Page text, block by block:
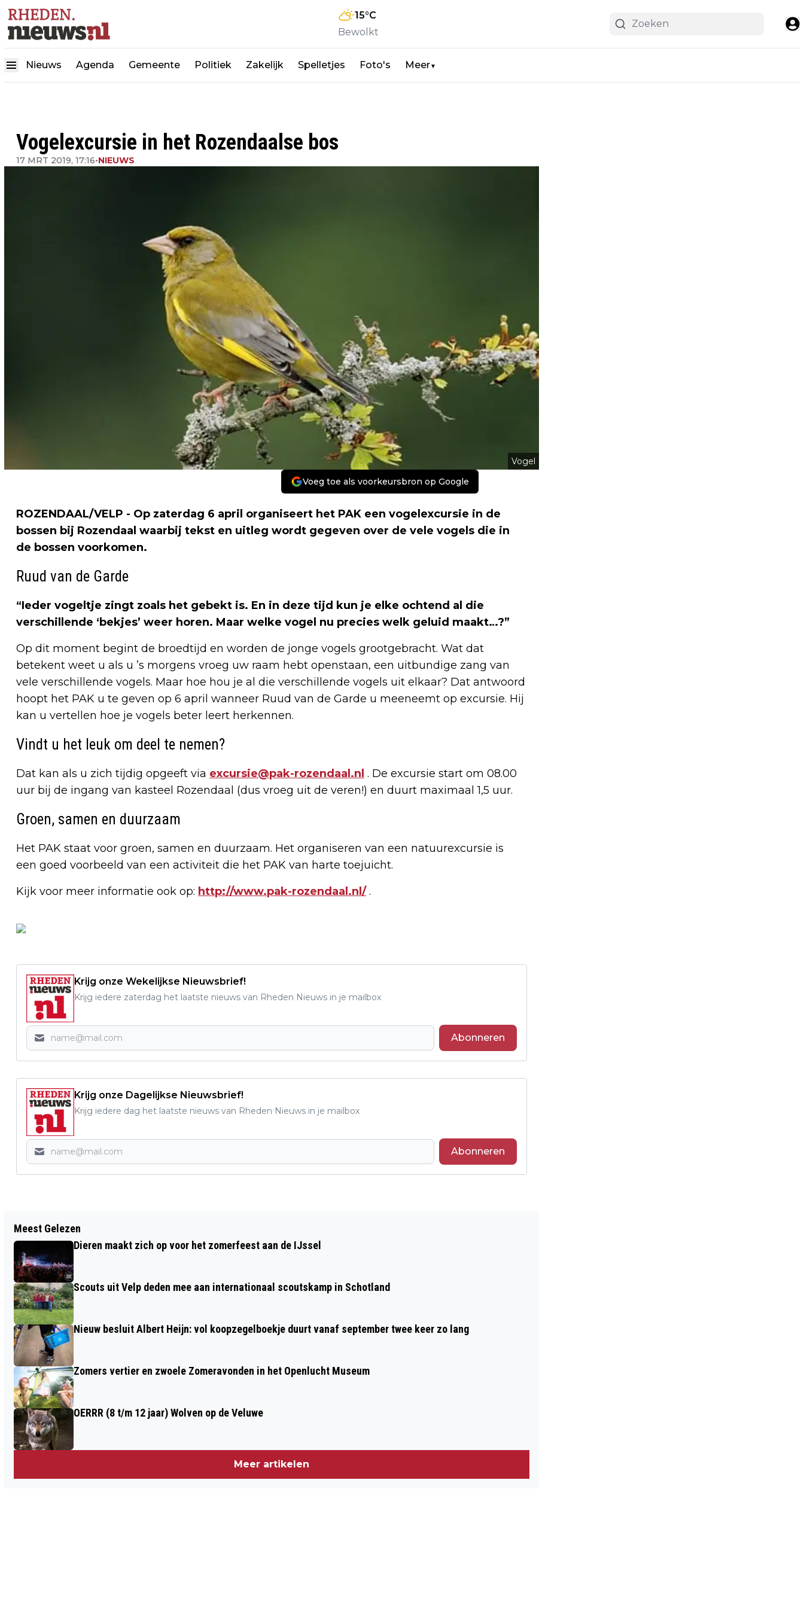
15°C
Bewolkt
Nieuws Agenda Gemeente Politiek Zakelijk Spelletjes Foto's Meer▼
Vogelexcursie in het Rozendaalse bos
17 MRT 2019, 17:16•NIEUWS
Vogel
Voeg toe als voorkeursbron op Google
ROZENDAAL/VELP - Op zaterdag 6 april organiseert het PAK een vogelexcursie in de
bossen bij Rozendaal waarbij tekst en uitleg wordt gegeven over de vele vogels die in
de bossen voorkomen.
Ruud van de Garde
“Ieder vogeltje zingt zoals het gebekt is. En in deze tijd kun je elke ochtend al die
verschillende ‘bekjes’ weer horen. Maar welke vogel nu precies welk geluid maakt…?”
Op dit moment begint de broedtijd en worden de jonge vogels grootgebracht. Wat dat
betekent weet u als u ’s morgens vroeg uw raam hebt openstaan, een uitbundige zang van
vele verschillende vogels. Maar hoe hou je al die verschillende vogels uit elkaar? Dat antwoord
hoopt het PAK u te geven op 6 april wanneer Ruud van de Garde u meeneemt op excursie. Hij
kan u vertellen hoe je vogels beter leert herkennen.
Vindt u het leuk om deel te nemen?
Dat kan als u zich tijdig opgeeft via excursie@pak-rozendaal.nl . De excursie start om 08.00
uur bij de ingang van kasteel Rozendaal (dus vroeg uit de veren!) en duurt maximaal 1,5 uur.
Groen, samen en duurzaam
Het PAK staat voor groen, samen en duurzaam. Het organiseren van een natuurexcursie is
een goed voorbeeld van een activiteit die het PAK van harte toejuicht.
Kijk voor meer informatie ook op: http://www.pak-rozendaal.nl/.
Krijg onze Wekelijkse Nieuwsbrief!
Krijg iedere zaterdag het laatste nieuws van Rheden Nieuws in je mailbox
Abonneren
Krijg onze Dagelijkse Nieuwsbrief!
Krijg iedere dag het laatste nieuws van Rheden Nieuws in je mailbox
Abonneren
NL DOET GROOT SUCCES BIJ TTV
SLAGVAARDIG RHEDEN
KERSTWANDELING 2018 KRIJGT EEN
Meest Gelezen
Dieren maakt zich op voor het zomerfeest aan de IJssel
Scouts uit Velp deden mee aan internationaal scoutskamp in Schotland
Nieuw besluit Albert Heijn: vol koopzegelboekje duurt vanaf september twee keer zo lang
Zomers vertier en zwoele Zomeravonden in het Openlucht Museum
OERRR (8 t/m 12 jaar) Wolven op de Veluwe
Meer artikelen